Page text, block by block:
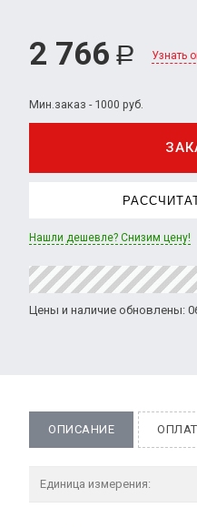
2 766 Р Узнать
Мин.заказ - 1000 руб.
Нашли дешевле? Снизим цену!
Цены и наличие обновлены:
ОПИСАНИЕ
Единица измерения: